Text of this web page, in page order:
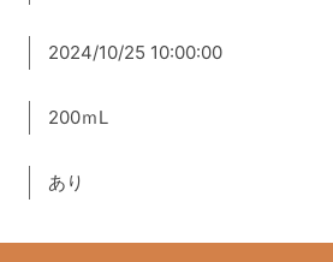
2024/10/25 10:00:00
200ｍL
あり